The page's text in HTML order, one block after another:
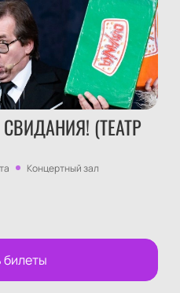
(ТЕАТР
Концертный зал
билеты